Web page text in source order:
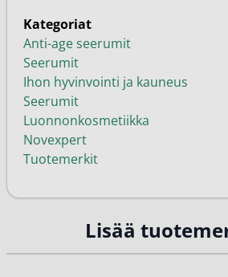
Kategoriat
Anti-age seerumit
Seerumit
Ihon hyvinvointi ja kauneus
Seerumit
Luonnonkosmetiikka
Novexpert
Tuotemerkit
Lisää